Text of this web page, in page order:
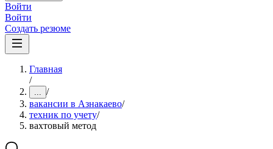
Войти
Войти
Создать резюме
Главная
/
... /
вакансии в Азнакаево/
техник по учету/
вахтовый метод